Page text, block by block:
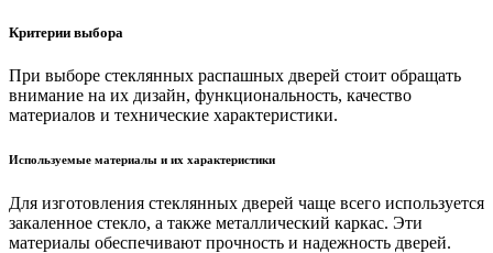
Критерии выбора
При выборе стеклянных распашных дверей стоит обращать
внимание на их дизайн, функциональность, качество
материалов и технические характеристики.
Используемые материалы и их характеристики
Для изготовления стеклянных дверей чаще всего используется
закаленное стекло, а также металлический каркас. Эти
материалы обеспечивают прочность и надежность дверей.